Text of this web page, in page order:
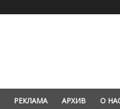
РЕКЛАМА АРХИВ О